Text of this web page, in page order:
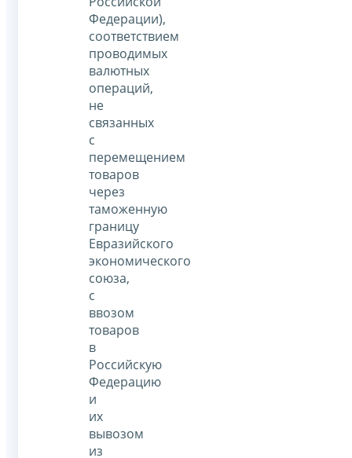
Федерации),
соответствием
проводимых
валютных
операций,
не
связанных
с
перемещением
товаров
через
таможенную
границу
Евразийского
экономического
союза,
с
ввозом
товаров
в
Российскую
Федерацию
и
их
вывозом
из